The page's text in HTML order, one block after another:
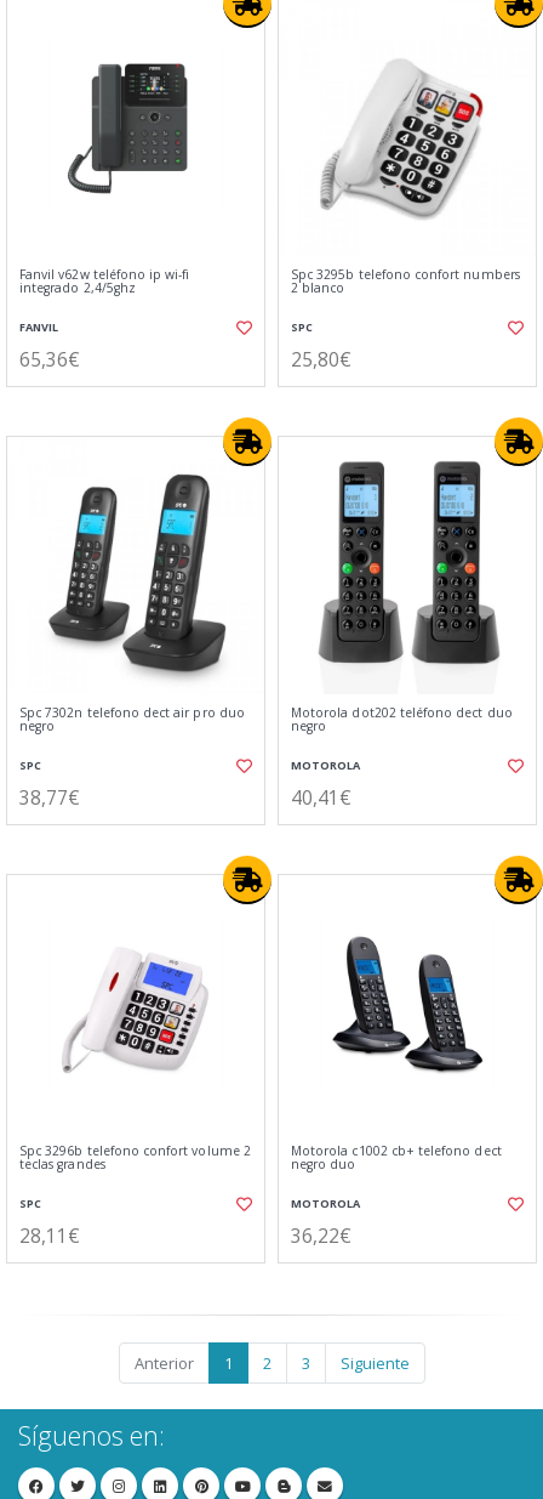
Fanvil v62w teléfono ip wi-fi
integrado 2,4/5ghz
FANVIL
65,36€
Spc 3295b telefono confort numbers
2 blanco
SPC
25,80€
Spc 7302n telefono dect air pro duo
negro
SPC
38,77€
Motorola dot202 teléfono dect duo
negro
MOTOROLA
40,41€
Spc 3296b telefono confort volume 2
teclas grandes
SPC
28,11€
Motorola c1002 cb+ telefono dect
negro duo
MOTOROLA
36,22€
Anterior 1 2 3 Siguiente
Síguenos en: